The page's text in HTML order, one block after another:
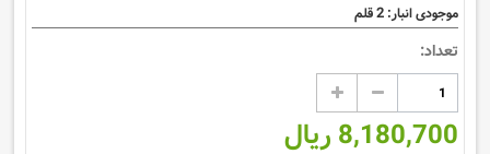
موجودی انبار: 2قلم
تعداد:
8,180,700 ریال